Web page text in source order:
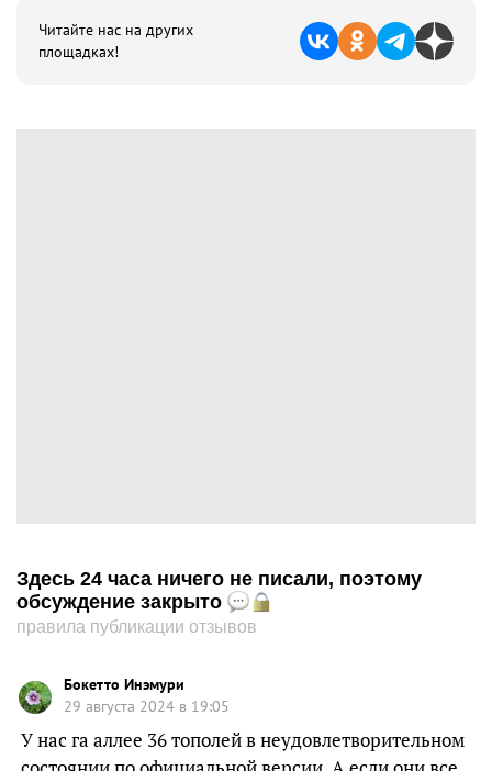
Читайте нас на других
площадках!
Здесь 24 часа ничего не писали, поэтому
обсуждение закрыто
правила публикации отзывов
Бокетто Инэмури
29 августа 2024 в 19:05
У нас га аллее 36 тополей в неудовлетворительном